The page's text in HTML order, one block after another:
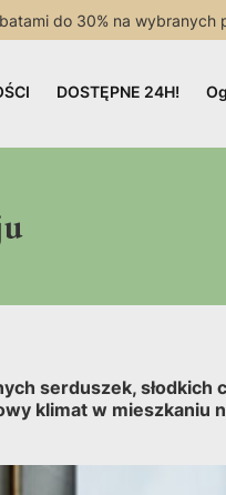
do 30% na wybranych
DOSTĘPNE 24H!
serduszek, słodkich
klimat w mieszkaniu